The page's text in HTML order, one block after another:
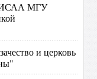
ИСАА МГУ
и церковь